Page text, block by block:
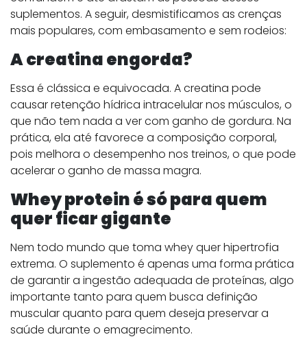
suplementos. A seguir, desmistificamos as crenças
mais populares, com embasamento e sem rodeios:
A creatina engorda?
Essa é clássica e equivocada. A creatina pode
causar retenção hídrica intracelular nos músculos, o
que não tem nada a ver com ganho de gordura. Na
prática, ela até favorece a composição corporal,
pois melhora o desempenho nos treinos, o que pode
acelerar o ganho de massa magra.
Whey protein é só para quem
quer ficar gigante
Nem todo mundo que toma whey quer hipertrofia
extrema. O suplemento é apenas uma forma prática
de garantir a ingestão adequada de proteínas, algo
importante tanto para quem busca definição
muscular quanto para quem deseja preservar a
saúde durante o emagrecimento.